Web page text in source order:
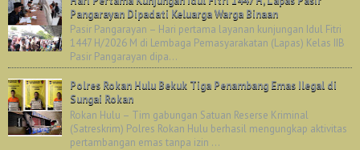
Pangarayan Dipadati Keluarga Warga Binaan
Pasir Pangarayan – Hari pertama layanan kunjungan Idul Fitri
1447 H/2026 M di Lembaga Pemasyarakatan (Lapas) Kelas IIB
Pasir Pangarayan dipa...
Polres Rokan Hulu Bekuk Tiga Penambang Emas Ilegal di
Sungai Rokan
Rokan Hulu – Tim gabungan Satuan Reserse Kriminal
(Satreskrim) Polres Rokan Hulu berhasil mengungkap aktivitas
pertambangan emas tanpa izin ...